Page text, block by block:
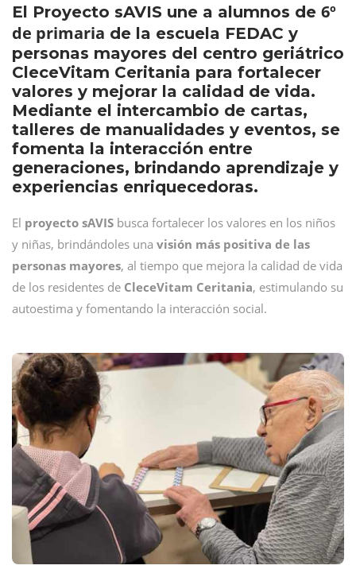
El Proyecto sAVIS une a alumnos de 6º
de primaria de la escuela FEDAC y
personas mayores del centro geriátrico
CleceVitam Ceritania para fortalecer
valores y mejorar la calidad de vida.
Mediante el intercambio de cartas,
talleres de manualidades y eventos, se
fomenta la interacción entre
generaciones, brindando aprendizaje y
experiencias enriquecedoras.
El proyecto sAVIS busca fortalecer los valores en los niños
y niñas, brindándoles una visión más positiva de las
personas mayores, al tiempo que mejora la calidad de vida
de los residentes de CleceVitam Ceritania, estimulando su
autoestima y fomentando la interacción social.